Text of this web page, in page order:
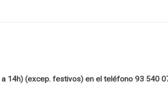
14h) (excep. festivos) en el teléfono 93 540